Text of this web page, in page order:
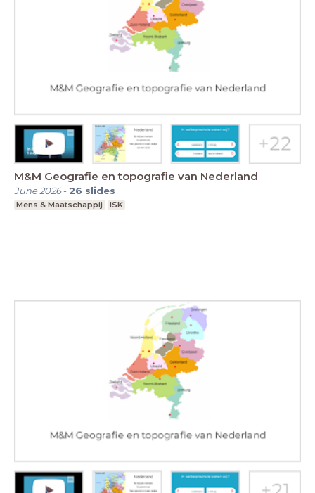
M&M Geografie en topografie van Nederland
June 2026- 26 slides
Mens & Maatschappij ISK